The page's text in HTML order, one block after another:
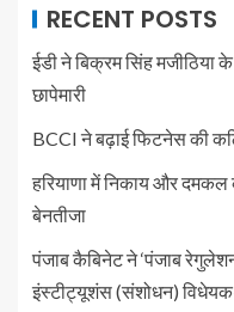
RECENT POSTS
ईडी ने बिक्रम सिंह मजीठिया
छापेमारी
BCCI ने बढ़ाई फिटनेस की
हरियाणा में निकाय और दमकल
बेनतीजा
पंजाब कैबिनेट ने ‘पंजाब
इंस्टीट्यूशंस (संशोधन)